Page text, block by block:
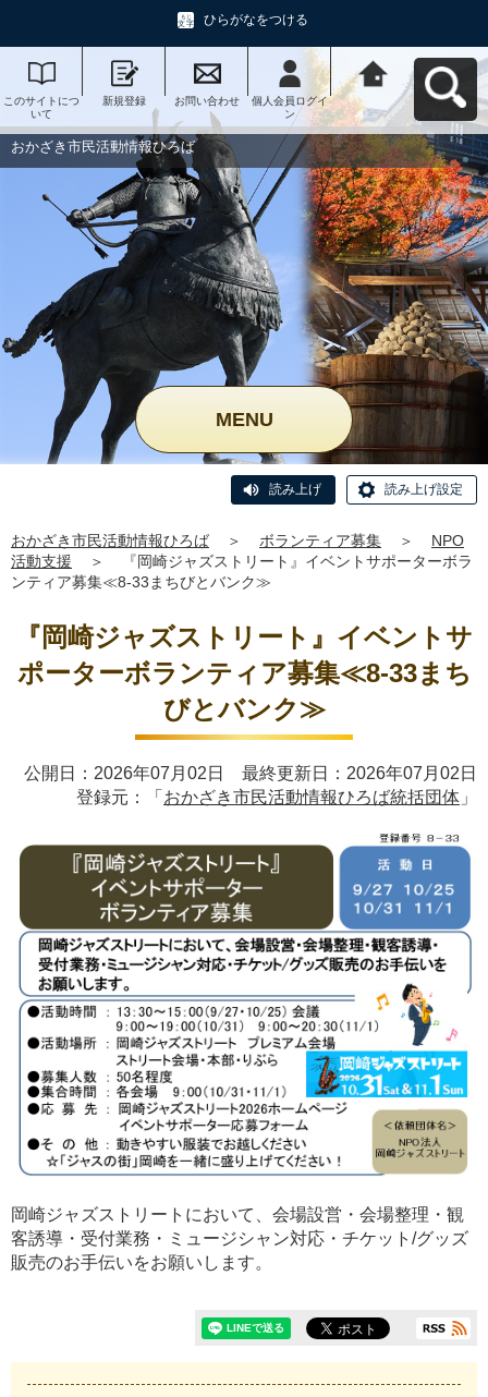
ひらがなをつける
このサイトにつ
いて
新規登録 お問い合わせ
個人会員ログイ
ン
おかざき市民活
動情報ひろばへ
戻る
おかざき市民活動情報ひろば
MENU
読み上げ 読み上げ設定
おかざき市民活動情報ひろば ＞ ボランティア募集 ＞
NPO
活動支援
＞
『岡崎ジャズストリート』イベントサポーターボラ
ンティア募集≪8-33まちびとバンク≫
『岡崎ジャズストリート』イベントサ
ポーターボランティア募集≪8-33まち
びとバンク≫
公開日：2026年07月02日 最終更新日：2026年07月02日
登録元：「 おかざき市民活動情報ひろば統括団体 」
岡崎ジャズストリートにおいて、会場設営・会場整理・観
客誘導・受付業務・ミュージシャン対応・チケット/グッズ
販売のお手伝いをお願いします。